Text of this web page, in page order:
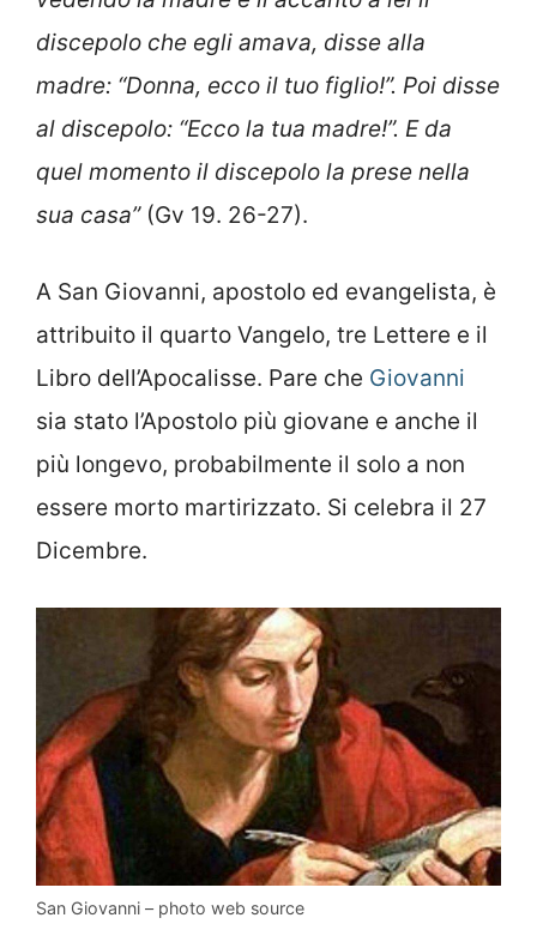
discepolo che egli amava, disse alla
madre: “Donna, ecco il tuo figlio!”. Poi disse
al discepolo: “Ecco la tua madre!”. E da
quel momento il discepolo la prese nella
sua casa”(Gv 19. 26-27).
A San Giovanni, apostolo ed evangelista, è
attribuito il quarto Vangelo, tre Lettere e il
Libro dell’Apocalisse. Pare che Giovanni
sia stato l’Apostolo più giovane e anche il
più longevo, probabilmente il solo a non
essere morto martirizzato. Si celebra il 27
Dicembre.
San Giovanni – photo web source